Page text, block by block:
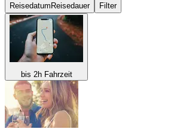
Reisedatum Reisedauer Filter
bis 2h Fahrzeit